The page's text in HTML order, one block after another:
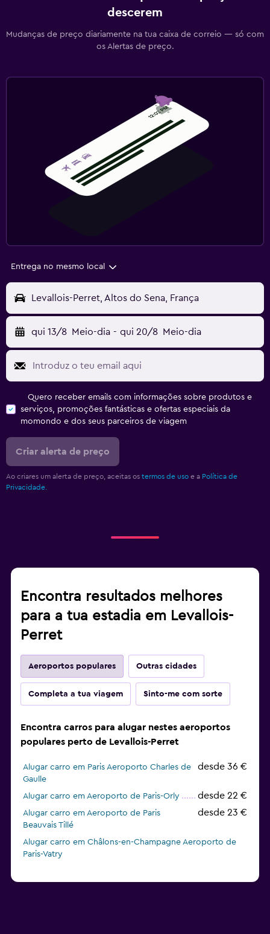
descerem
Mudanças de preço diariamente na tua caixa de correio — só com
os Alertas de preço.
Entrega no mesmo local
Levallois-Perret, Altos do Sena, França
qui 13/8 Meio-dia - qui 20/8 Meio-dia
Quero receber emails com informações sobre produtos e
serviços, promoções fantásticas e ofertas especiais da
momondo e dos seus parceiros de viagem
Criar alerta de preço
Ao criares um alerta de preço, aceitas os termos de uso e a Política de
Privacidade.
Encontra resultados melhores
para a tua estadia em Levallois-
Perret
Aeroportos populares Outras cidades
Completa a tua viagem Sinto-me com sorte
Encontra carros para alugar nestes aeroportos
populares perto de Levallois-Perret
Alugar carro em Paris Aeroporto Charles de
Gaulle
desde 36 €
Alugar carro em Aeroporto de Paris-Orly desde 22 €
Alugar carro em Aeroporto de Paris
Beauvais Tillé
desde 23 €
Alugar carro em Châlons-en-Champagne Aeroporto de
Paris-Vatry